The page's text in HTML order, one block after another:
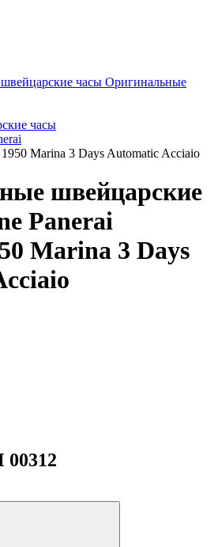
часы Оригинальные
часы
Marina 3 Days Automatic Acciaio
швейцарские
Panerai
Marina 3 Days
00312